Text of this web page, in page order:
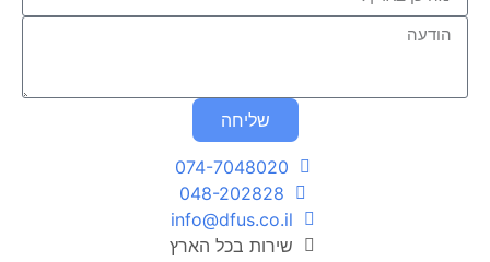
שליחה
074-7048020
048-202828
info@dfus.co.il
שירות בכל הארץ